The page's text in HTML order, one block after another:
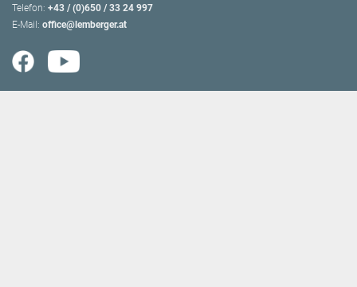
Telefon: +43 / (0)650 / 33 24 997
E-Mail: office@lemberger.at